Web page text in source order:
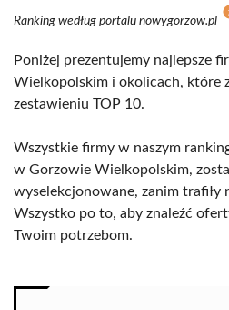
Ranking według portalu nowygorzow.pl
Poniżej prezentujemy najlepsze
Wielkopolskim i okolicach, które
zestawieniu TOP 10.
Wszystkie firmy w naszym
w Gorzowie Wielkopolskim,
wyselekcjonowane, zanim trafiły
Wszystko po to, aby znaleźć
Twoim potrzebom.